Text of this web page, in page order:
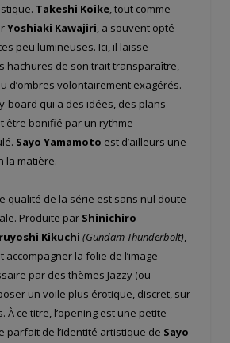
Takeshi Koike, tout comme
Yoshiaki Kawajiri, a souvent opté
peu lumineuses. Ici, il laisse
hachures de son trait transparaître,
d’ombres volontairement exagérés.
board qui a des idées, des plans
être bonifié par un rythme
Sayo Yamamoto est d’ailleurs une
la matière.
qualité de la série est sans nul doute
Produite par Shinichiro
Kikuchi (Gundam Thunderbolt),
la folie de l’image
par des thèmes Jazzy (ou
un voile plus érotique, discret, sur
À ce titre, l’opening est une petite
parfait de l’identité artistique de Sayo